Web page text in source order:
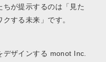
が提示するのは「見た
する未来」です。
デザインする monot Inc.